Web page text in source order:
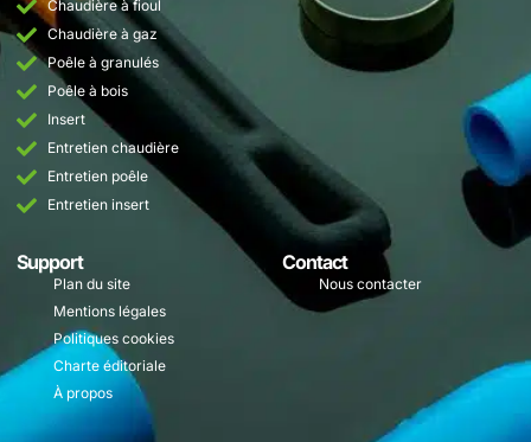
Chaudière à fioul
Chaudière à gaz
Poêle à granulés
Poêle à bois
Insert
Entretien chaudière
Entretien poêle
Entretien insert
Support
Plan du site
Mentions légales
Politiques cookies
Charte éditoriale
À propos
Contact
Nous contacter